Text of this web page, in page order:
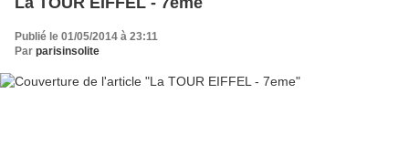
Publié le 01/05/2014 à 23:11
Par parisinsolite